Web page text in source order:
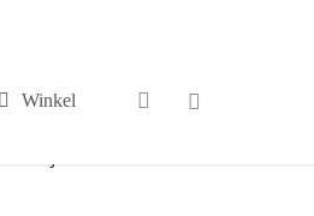
Winkel search